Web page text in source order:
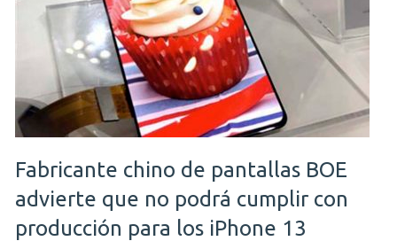
Fabricante chino de pantallas BOE
advierte que no podrá cumplir con
producción para los iPhone 13